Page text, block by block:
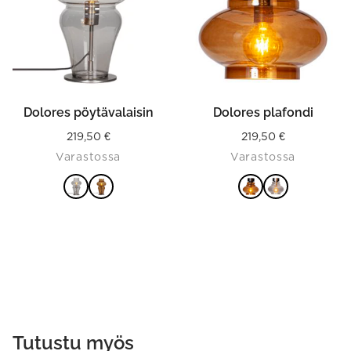
The
options
may
be
chosen
on
product
page
Dolores pöytävalaisin
219,50 €
Varastossa
The
options
may
be
chosen
on
product
page
Dolores plafondi
219,50 €
Varastossa
Tutustu myös